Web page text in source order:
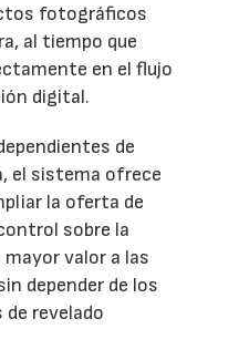
fotográficos
al tiempo que
en el flujo
digital.
de
el sistema ofrece
la oferta de
sobre la
valor a las
depender de los
revelado